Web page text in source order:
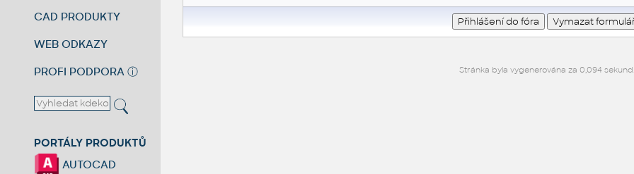
CAD PRODUKTY
WEB ODKAZY
PROFI PODPORA ⓘ
PORTÁLY PRODUKTŮ
AUTOCAD
Stránka byla vygenerována za 0,094 sekund.